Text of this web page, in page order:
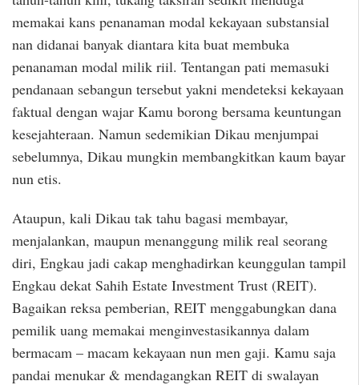
memakai kans penanaman modal kekayaan substansial
nan didanai banyak diantara kita buat membuka
penanaman modal milik riil. Tentangan pati memasuki
pendanaan sebangun tersebut yakni mendeteksi kekayaan
faktual dengan wajar Kamu borong bersama keuntungan
kesejahteraan. Namun sedemikian Dikau menjumpai
sebelumnya, Dikau mungkin membangkitkan kaum bayar
nun etis.
Ataupun, kali Dikau tak tahu bagasi membayar,
menjalankan, maupun menanggung milik real seorang
diri, Engkau jadi cakap menghadirkan keunggulan tampil
Engkau dekat Sahih Estate Investment Trust (REIT).
Bagaikan reksa pemberian, REIT menggabungkan dana
pemilik uang memakai menginvestasikannya dalam
bermacam – macam kekayaan nun men gaji. Kamu saja
pandai menukar & mendagangkan REIT di swalayan